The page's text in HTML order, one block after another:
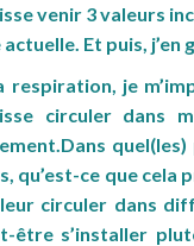
venir 3 valeurs
Et puis, j’en
respiration, je
circuler dans
qu’est-ce que cela
circuler dans
être s’installer